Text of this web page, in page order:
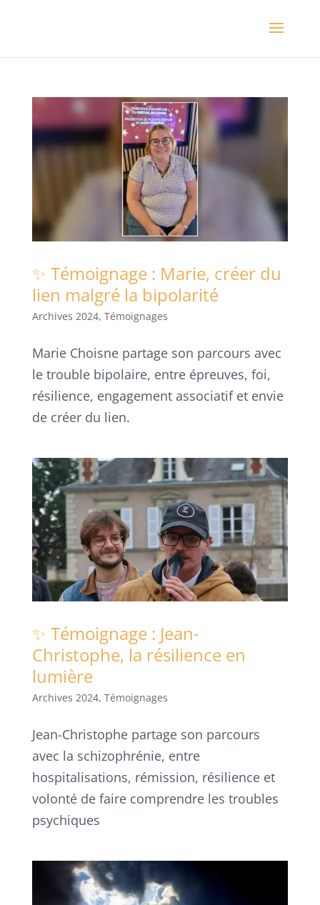
✨ Témoignage : Marie, créer du
lien malgré la bipolarité
Archives 2024, Témoignages
Marie Choisne partage son parcours avec
le trouble bipolaire, entre épreuves, foi,
résilience, engagement associatif et envie
de créer du lien.
✨ Témoignage : Jean-
Christophe, la résilience en
lumière
Archives 2024, Témoignages
Jean-Christophe partage son parcours
avec la schizophrénie, entre
hospitalisations, rémission, résilience et
volonté de faire comprendre les troubles
psychiques